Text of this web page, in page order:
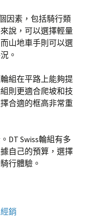
因素，包括騎行類
說，可以選擇輕量
山地車手則可以選
。
組在平路上能夠提
則更適合爬坡和技
合適的框高非常重
DT Swiss輪組有多
自己的預算，選擇
行體驗。
銷